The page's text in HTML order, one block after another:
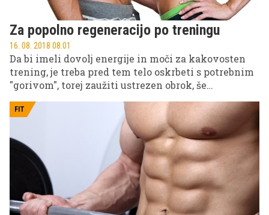
Za popolno regeneracijo po treningu
16. 08. 2018 08.01
Da bi imeli dovolj energije in moči za kakovosten
trening, je treba pred tem telo oskrbeti s potrebnim
"gorivom", torej zaužiti ustrezen obrok, še
pomembnejši pa je tisti, ki ga zaužijemo po
treningu. Takrat so namreč mišice poškodovane,
celotno telo pa je izčrpano, zato je za popolno
regeneracijo nujna ustrezna kombinacija živil.
FIT